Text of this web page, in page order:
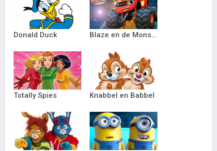
Donald Duck Blaze en de Monsterwielen
Totally Spies Knabbel en Babbel